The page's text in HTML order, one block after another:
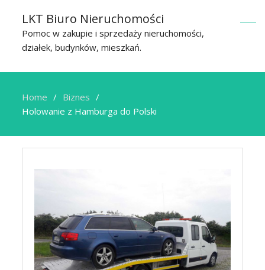
LKT Biuro Nieruchomości
Pomoc w zakupie i sprzedaży nieruchomości,
działek, budynków, mieszkań.
Home
Biznes
Holowanie z Hamburga do Polski